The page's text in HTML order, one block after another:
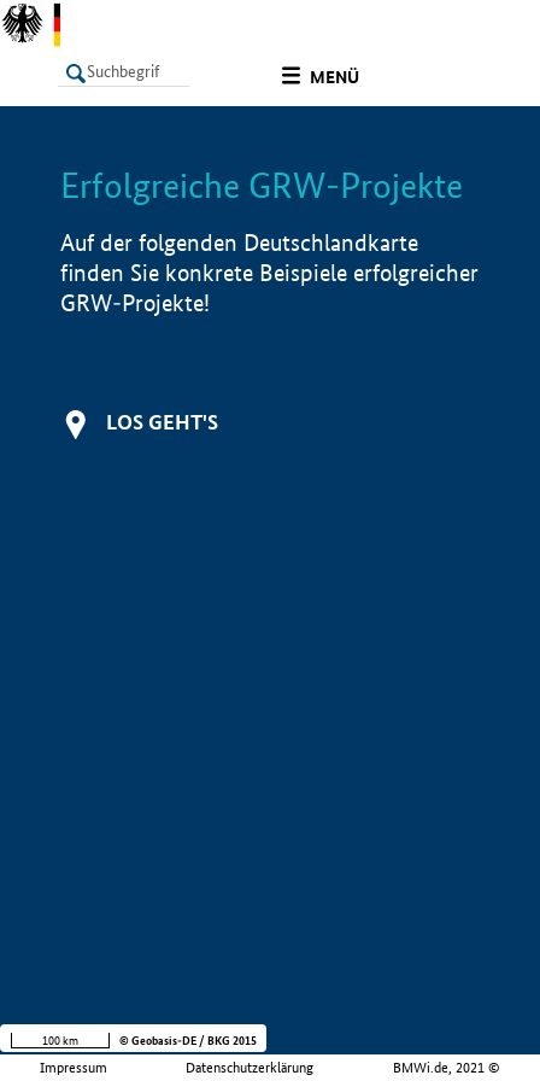
MENÜ
LISTE Info
Erfolgreiche GRW-Projekte
Auf der folgenden Deutschlandkarte
finden Sie konkrete Beispiele erfolgreicher
GRW-Projekte!
LOS GEHT'S
Impressum Datenschutzerklärung BMWi.de, 2021 ©
100 km © Geobasis-DE / BKG 2015